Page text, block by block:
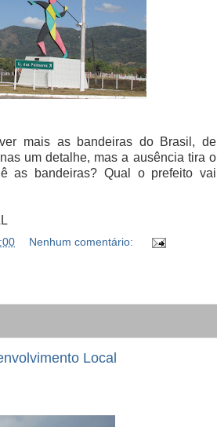
mais as bandeiras do Brasil, de
um detalhe, mas a ausência tira o
as bandeiras? Qual o prefeito vai
Nenhum comentário:
Local